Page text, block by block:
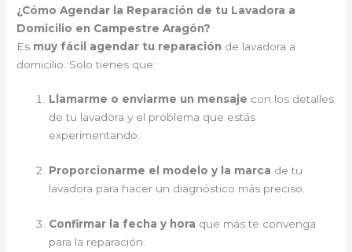
¿Cómo Agendar la Reparación de tu Lavadora a
Domicilio en Campestre Aragón?
Es muy fácil agendar tu reparación de lavadora a
domicilio. Solo tienes que:
Llamarme o enviarme un mensaje con los detalles
de tu lavadora y el problema que estás
experimentando.
Proporcionarme el modelo y la marca de tu
lavadora para hacer un diagnóstico más preciso.
Confirmar la fecha y hora que más te convenga
para la reparación.